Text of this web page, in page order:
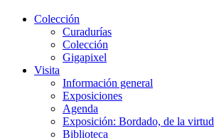
Colección
Curadurías
Colección
Gigapixel
Visita
Información general
Exposiciones
Agenda
Exposición: Bordado, de la virtud
Biblioteca